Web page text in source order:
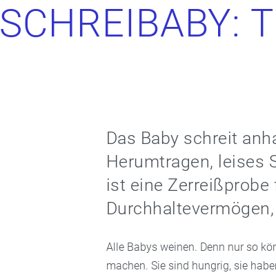
SCHREIBABY:
Das Baby schreit
Herumtragen, leises
ist eine Zerreißprobe
Alle Babys weinen. Denn nur so
machen. Sie sind hungrig, sie